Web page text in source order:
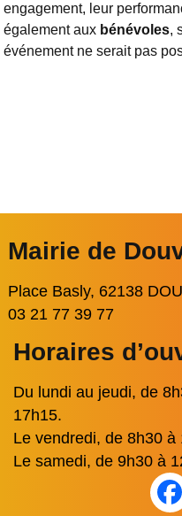
engagement, leur
également aux bénévoles,
événement ne serait pas
Mairie de
Place Basly, 62138
03 21 77 39 77
Horaires
Du lundi au jeudi, de
17h15.
Le vendredi, de 8h30
Le samedi, de 9h30 à